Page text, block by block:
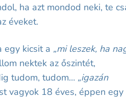
ha azt mondod neki, te
éveket.
egy kicsit a „mi leszek, ha
nektek az őszintét,
tudom, tudom… „igazán
vagyok 18 éves, éppen egy